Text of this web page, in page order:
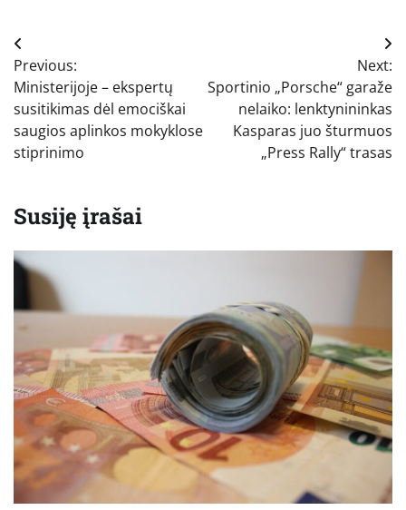
Navigacija
tarp
įrašų
Previous:
Ministerijoje – ekspertų
susitikimas dėl emociškai
saugios aplinkos mokyklose
stiprinimo
Next:
Sportinio „Porsche“ garaže
nelaiko: lenktynininkas
Kasparas juo šturmuos
„Press Rally“ trasas
Susiję įrašai